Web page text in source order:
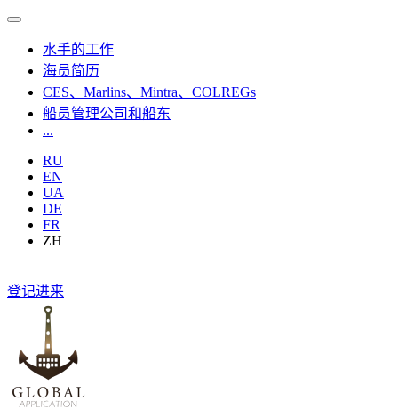
水手的工作
海员简历
CES、Marlins、Mintra、COLREGs
船员管理公司和船东
...
RU
EN
UA
DE
FR
ZH
登记进来